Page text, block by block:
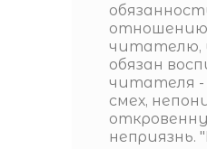
отношению
читателю,
обязан
читателя
смех,
неприязнь.